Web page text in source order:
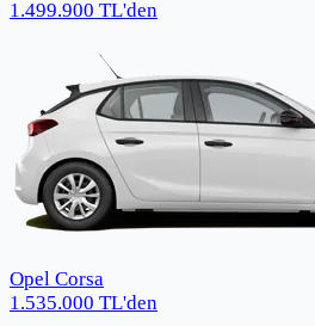
1.499.900 TL'den
Opel Corsa
1.535.000 TL'den